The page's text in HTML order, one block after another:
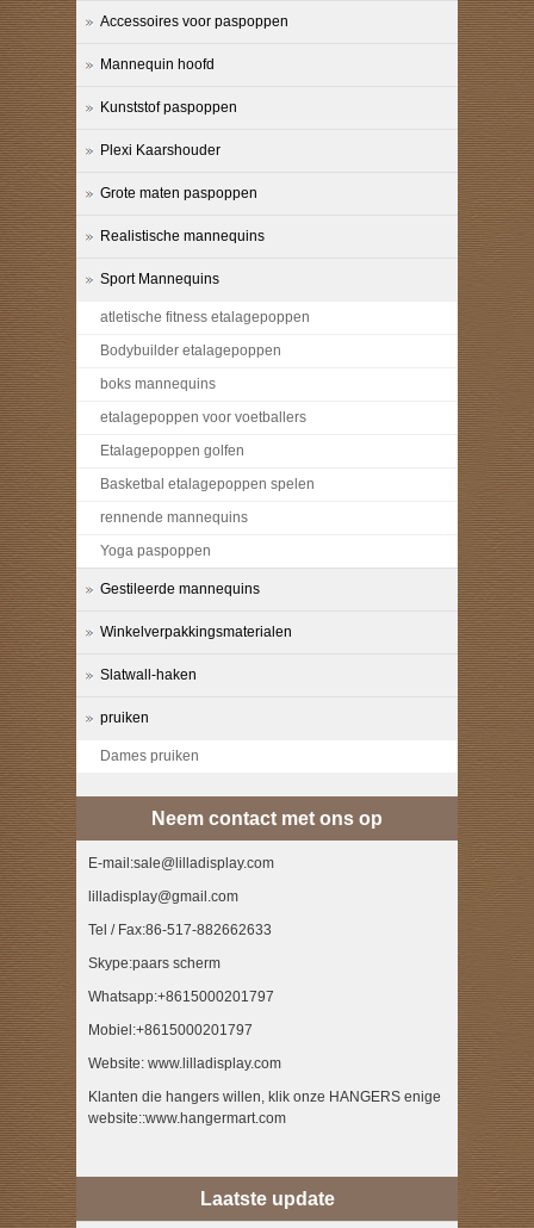
Accessoires voor paspoppen
Mannequin hoofd
Kunststof paspoppen
Plexi Kaarshouder
Grote maten paspoppen
Realistische mannequins
Sport Mannequins
atletische fitness etalagepoppen
Bodybuilder etalagepoppen
boks mannequins
etalagepoppen voor voetballers
Etalagepoppen golfen
Basketbal etalagepoppen spelen
rennende mannequins
Yoga paspoppen
Gestileerde mannequins
Winkelverpakkingsmaterialen
Slatwall-haken
pruiken
Dames pruiken
Neem contact met ons op
E-mail:sale@lilladisplay.com
lilladisplay@gmail.com
Tel / Fax:86-517-882662633
Skype:paars scherm
Whatsapp:+8615000201797
Mobiel:+8615000201797
Website: www.lilladisplay.com
Klanten die hangers willen, klik onze HANGERS enige
website::www.hangermart.com
Laatste update